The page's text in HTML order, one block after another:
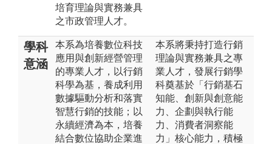
培育理論與實務兼具
之市政管理人才。
學科
意涵
本系為培養數位科技
應用與創新經營管理
的專業人才，以行銷
科學為基，養成利用
數據驅動分析和落實
智慧行銷的技能；以
永續經濟為本，培養
結合數位協助企業進
本系將秉持打造行銷
理論與實務兼具之專
業人才，發展行銷學
科奠基於「行銷基石
知能、創新與創意能
力、企劃與執行能
力、消費者洞察能
力」核心能力，積極